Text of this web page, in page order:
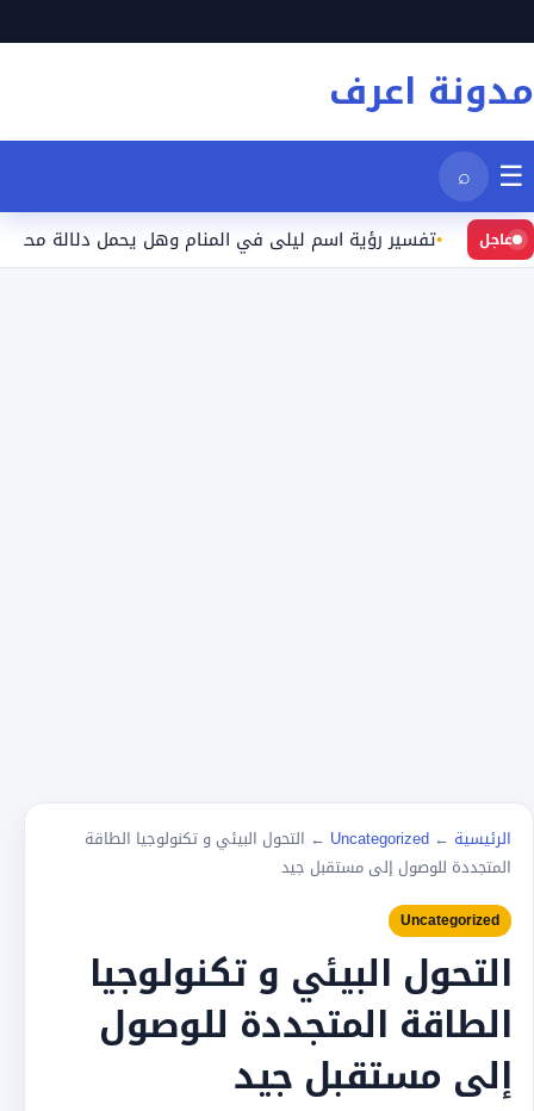
إلى
المحتوى
مدونة اعرف
☰
⌕
عاجلتفسير رؤية اسم ليلى في المنام وهل يحمل دلالة محددة؟
الرئيسية ←
Uncategorized
← التحول البيئي و تكنولوجيا الطاقة
المتجددة للوصول إلى مستقبل جيد
Uncategorized
التحول البيئي و تكنولوجيا
الطاقة المتجددة للوصول
إلى مستقبل جيد